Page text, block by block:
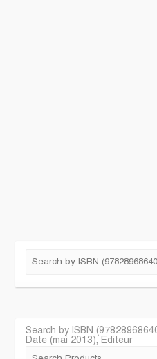
Search by ISBN
Date (mai 2013), Editeur